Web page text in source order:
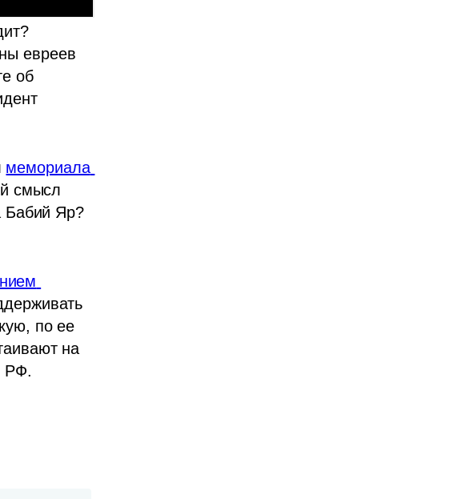
евреев
об
мемориала
смысл
Бабий Яр?
по ее
на
РФ.